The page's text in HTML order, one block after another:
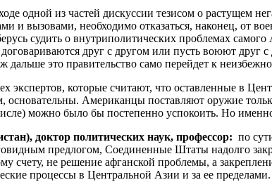
одной из частей дискуссии тезисом о растущем
и вызовами, необходимо отказаться, наконец, от
судить о внутриполитических проблемах
друг с другом или пусть воюют друг
это правительство само перейдет к
экспертов, которые считают, что оставленные в
основательны. Американцы поставляют оружие
можно было бы постепенно успокоить. Но
доктор политических наук, профессор: по
предлогом, Соединенные Штаты надолго
счету, не решение афганской проблемы, а
процессы в Центральной Азии и за ее пределами.